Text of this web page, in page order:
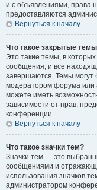
и с объявлениями, права
предоставляются
Вернуться к началу
Что такое закрытые
Это такие темы, в
сообщения, и все
завершаются. Темы могут
модератором форума или
можете иметь
зависимости от прав,
конференции.
Вернуться к началу
Что такое значки тем?
Значки тем — это
сообщениями и
использования значков
администратором